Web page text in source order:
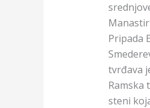
Pripada
tvrđava
Ramska
steni